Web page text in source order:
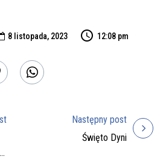
8 listopada, 2023 12:08 pm
Następny post
Święto Dyni